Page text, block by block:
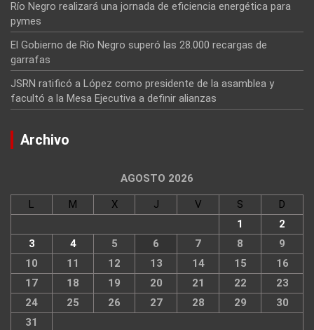
Río Negro realizará una jornada de eficiencia energética para
pymes
El Gobierno de Río Negro superó las 28.000 recargas de
garrafas
JSRN ratificó a López como presidente de la asamblea y
facultó a la Mesa Ejecutiva a definir alianzas
Archivo
AGOSTO 2026
L M X J V S
D
1
2
3
4 5 6 7 8
9
10
11 12 13 14 15
16
17
18 19 20 21 22
23
24
25 26 27 28 29
30
31